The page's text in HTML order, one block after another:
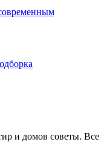
и домов советы. Все